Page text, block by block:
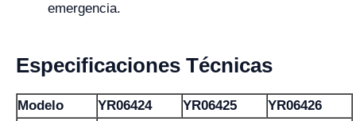
emergencia.
Especificaciones Técnicas
Modelo YR06424 YR06425
YR06426